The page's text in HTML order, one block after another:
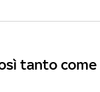
tanto come